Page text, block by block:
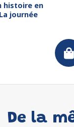
histoire en
journée
De la